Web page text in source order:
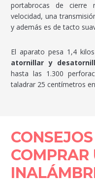
portabrocas de cierre
velocidad, una
y además es de tacto
El aparato pesa 1,4
atornillar y
hasta las 1.300
taladrar 25 centímetros